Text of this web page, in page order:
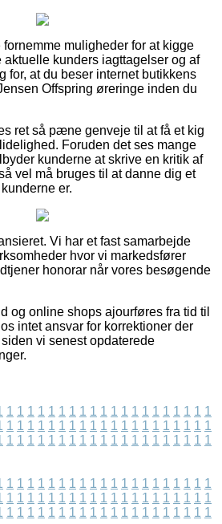
muligheder for at kigge
kunders iagttagelser og af
for, at du beser internet butikkens
Offspring øreringe inden du
ret så pæne genveje til at få et kig
Foruden det ses mange
kunderne at skrive en kritik af
vel må bruges til at danne dig et
er.
Vi har et fast samarbejde
hvor vi markedsfører
honorar når vores besøgende
og online shops ajourføres fra tid til
intet ansvar for korrektioner der
vi senest opdaterede
1 1 1 1 1 1 1 1 1 1 1 1 1 1 1 1 1 1 1 1
1 1 1 1 1 1 1 1 1 1 1 1 1 1 1 1 1 1 1 1
1 1 1 1 1 1 1 1 1 1 1 1 1 1 1 1 1 1 1 1
1 1 1 1 1 1 1 1 1 1 1 1 1 1 1 1 1 1 1 1
1 1 1 1 1 1 1 1 1 1 1 1 1 1 1 1 1 1 1 1
1 1 1 1 1 1 1 1 1 1 1 1 1 1 1 1 1 1 1 1